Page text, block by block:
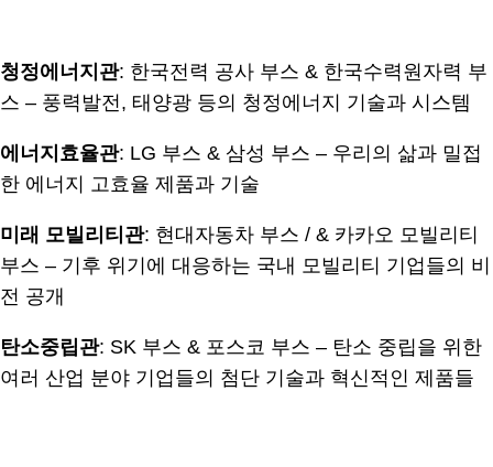
청정에너지관: 한국전력 공사 부스 & 한국수력원자력 부
스 – 풍력발전, 태양광 등의 청정에너지 기술과 시스템
에너지효율관: LG 부스 & 삼성 부스 – 우리의 삶과 밀접
한 에너지 고효율 제품과 기술
미래 모빌리티관: 현대자동차 부스 / & 카카오 모빌리티
부스 – 기후 위기에 대응하는 국내 모빌리티 기업들의 비
전 공개
탄소중립관: SK 부스 & 포스코 부스 – 탄소 중립을 위한
여러 산업 분야 기업들의 첨단 기술과 혁신적인 제품들